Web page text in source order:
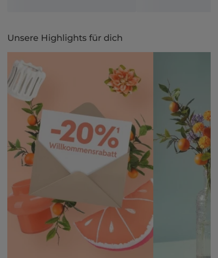
Unsere Highlights für dich